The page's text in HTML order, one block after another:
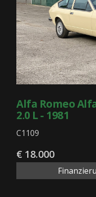
Alfa Romeo
2.0 L - 1981
C1109
€ 18.000